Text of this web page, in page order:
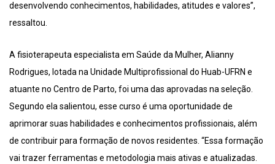
desenvolvendo conhecimentos, habilidades, atitudes e valores”,
ressaltou.
A fisioterapeuta especialista em Saúde da Mulher, Alianny
Rodrigues, lotada na Unidade Multiprofissional do Huab-UFRN e
atuante no Centro de Parto, foi uma das aprovadas na seleção.
Segundo ela salientou, esse curso é uma oportunidade de
aprimorar suas habilidades e conhecimentos profissionais, além
de contribuir para formação de novos residentes. “Essa formação
vai trazer ferramentas e metodologia mais ativas e atualizadas.